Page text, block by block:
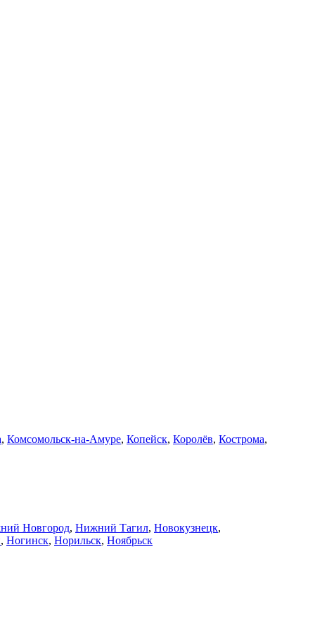
, Комсомольск-на-Амуре, Копейск, Королёв, Кострома,
Новгород, Нижний Тагил, Новокузнецк,
, Ногинск, Норильск, Ноябрьск